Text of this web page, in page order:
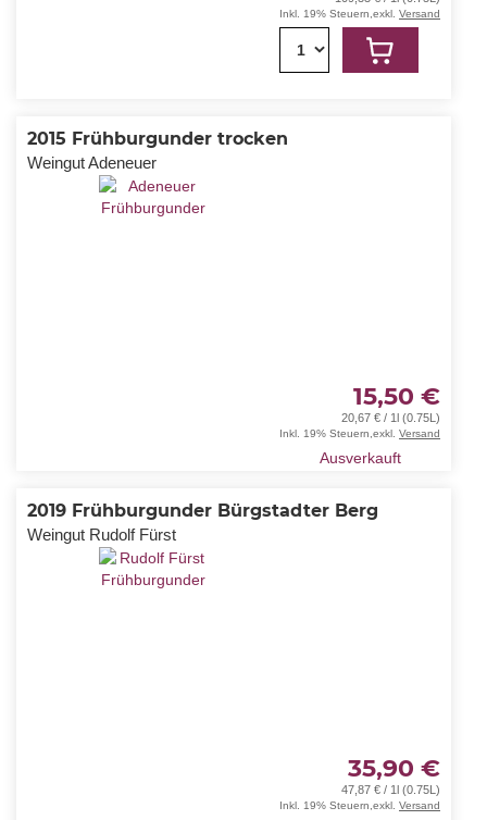
Inkl. 19% Steuern exkl. Versand
1
2015 Frühburgunder trocken
Weingut Adeneuer
15,50 €
20,67 € / 1l (0.75L)
Inkl. 19% Steuern exkl. Versand
Ausverkauft
2019 Frühburgunder Bürgstadter Berg
Weingut Rudolf Fürst
35,90 €
47,87 € / 1l (0.75L)
Inkl. 19% Steuern exkl. Versand